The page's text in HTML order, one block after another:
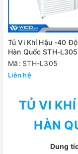
Tủ Vi Khí Hậu -40
Hàn Quốc STH-
Mã: STH-L305
Liên hệ
TỦ VI
HÀN
Dung